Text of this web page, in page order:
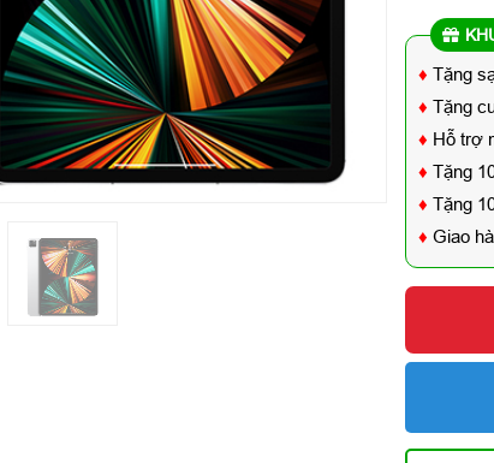
♦ Tặng
♦ Tặng
♦ Hỗ trợ
♦ Tặng
♦ Tặng
♦ Giao